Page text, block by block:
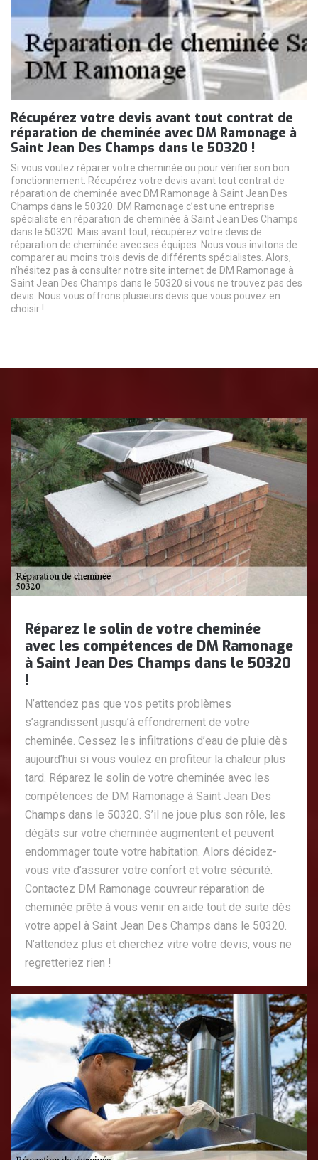
Récupérez votre devis avant tout contrat de
réparation de cheminée avec DM Ramonage à
Saint Jean Des Champs dans le 50320 !
Si vous voulez réparer votre cheminée ou pour vérifier son bon
fonctionnement. Récupérez votre devis avant tout contrat de
réparation de cheminée avec DM Ramonage à Saint Jean Des
Champs dans le 50320. DM Ramonage c’est une entreprise
spécialiste en réparation de cheminée à Saint Jean Des Champs
dans le 50320. Mais avant tout, récupérez votre devis de
réparation de cheminée avec ses équipes. Nous vous invitons de
comparer au moins trois devis de différents spécialistes. Alors,
n’hésitez pas à consulter notre site internet de DM Ramonage à
Saint Jean Des Champs dans le 50320 si vous ne trouvez pas des
devis. Nous vous offrons plusieurs devis que vous pouvez en
choisir !
Réparez le solin de votre cheminée
avec les compétences de DM Ramonage
à Saint Jean Des Champs dans le 50320
!
N’attendez pas que vos petits problèmes
s’agrandissent jusqu’à effondrement de votre
cheminée. Cessez les infiltrations d’eau de pluie dès
aujourd’hui si vous voulez en profiteur la chaleur plus
tard. Réparez le solin de votre cheminée avec les
compétences de DM Ramonage à Saint Jean Des
Champs dans le 50320. S’il ne joue plus son rôle, les
dégâts sur votre cheminée augmentent et peuvent
endommager toute votre habitation. Alors décidez-
vous vite d’assurer votre confort et votre sécurité.
Contactez DM Ramonage couvreur réparation de
cheminée prête à vous venir en aide tout de suite dès
votre appel à Saint Jean Des Champs dans le 50320.
N’attendez plus et cherchez vitre votre devis, vous ne
regretteriez rien !